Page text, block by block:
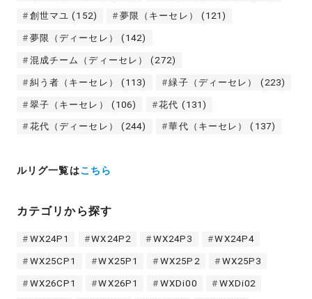
創世マユ (152) 夢限（キーセレ） (121)
夢限（ディーセレ） (142)
混成チーム（ディーセレ） (272)
糾う者（キーセレ） (113) 緑子（ディーセレ） (223)
翠子（キーセレ） (106) 花代 (131)
花代（ディーセレ） (244) 華代（キーセレ） (137)
ルリグ一覧はこちら
カテゴリから探す
WX24P1 WX24P2 WX24P3 WX24P4
WX25CP1 WX25P1 WX25P2 WX25P3
WX26CP1 WX26P1 WXDi00 WXDi02